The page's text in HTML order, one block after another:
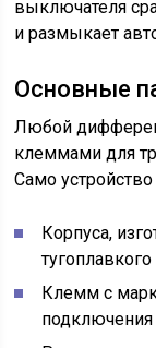
выключателя
и размыкает
Основные
Любой
клеммами для
Само
Корпуса,
Клемм с